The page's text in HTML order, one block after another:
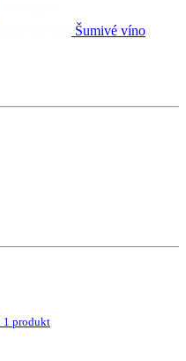
Šumivé víno
1 produkt